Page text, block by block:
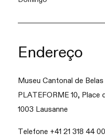
Endereço
Museu Cantonal de
PLATEFORME 10, Place
1003 Lausanne
Telefone +41 21 318 44 00